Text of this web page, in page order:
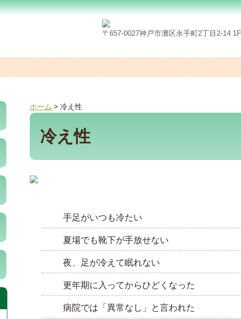
〒657-0027神戸市灘区永手町2丁目2-14 1F
ホーム > 冷え性
冷え性
手足がいつも冷たい
夏場でも靴下が手放せない
夜、足が冷えて眠れない
更年期に入ってからひどくなった
病院では「異常なし」と言われた